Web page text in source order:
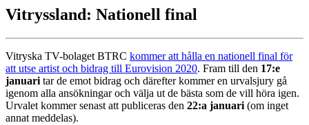
Vitryssland: Nationell final
Vitryska TV-bolaget BTRC kommer att hålla en nationell final för
att utse artist och bidrag till Eurovision 2020. Fram till den 17:e
januari tar de emot bidrag och därefter kommer en urvalsjury gå
igenom alla ansökningar och välja ut de bästa som de vill höra igen.
Urvalet kommer senast att publiceras den 22:a januari (om inget
annat meddelas).